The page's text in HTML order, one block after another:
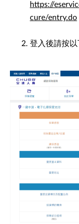
https://
cure/entry.do
登入後請按